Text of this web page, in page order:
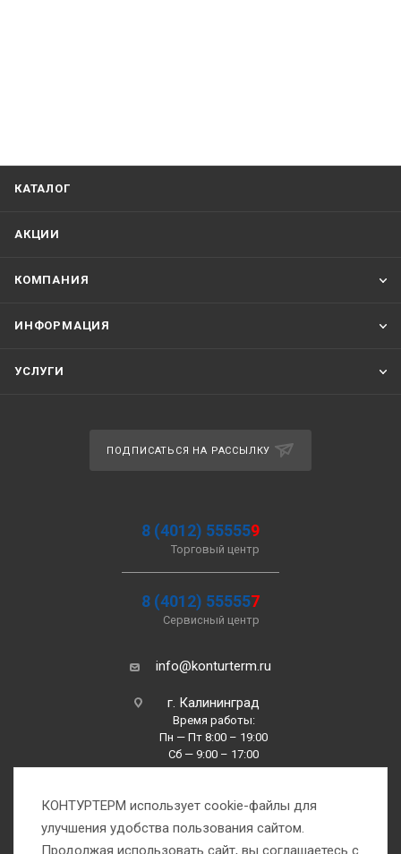
КАТАЛОГ
АКЦИИ
КОМПАНИЯ
ИНФОРМАЦИЯ
УСЛУГИ
ПОДПИСАТЬСЯ НА РАССЫЛКУ
8 (4012) 555559
Торговый центр
8 (4012) 555557
Сервисный центр
info@konturterm.ru
г. Калининград
Время работы:
Пн — Пт 8:00 – 19:00
Сб — 9:00 – 17:00
Вс —10:00 – 16:00
КОНТУРТЕРМ использует cookie-файлы для
улучшения удобства пользования сайтом.
Продолжая использовать сайт, вы соглашаетесь с